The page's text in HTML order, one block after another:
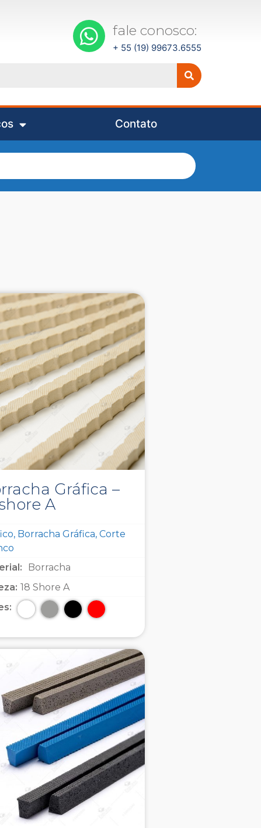
fale conosco:
+ 55 (19) 99673.6555
Contato
Gráfica –
A
Borracha Gráfica, Corte
Borracha
18 Shore A